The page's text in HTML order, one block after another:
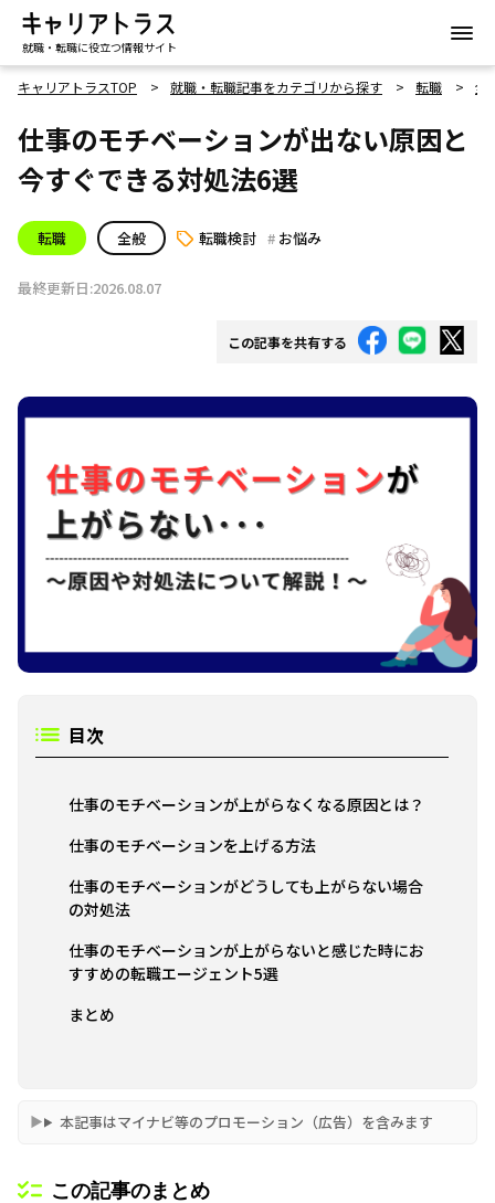
就職・転職に役立つ情報サイト
キャリアトラスTOP 就職・転職記事をカテゴリから探す 転職 全
仕事のモチベーションが出ない原因と
今すぐできる対処法6選
転職 全般 転職検討 お悩み
最終更新日:2026.08.07
この記事を共有する
目次
仕事のモチベーションが上がらなくなる原因とは？
仕事のモチベーションを上げる方法
仕事のモチベーションがどうしても上がらない場合
の対処法
仕事のモチベーションが上がらないと感じた時にお
すすめの転職エージェント5選
まとめ
本記事はマイナビ等のプロモーション（広告）を含みます
この記事のまとめ